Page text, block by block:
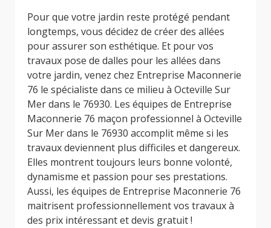
Pour que votre jardin reste protégé pendant
longtemps, vous décidez de créer des allées
pour assurer son esthétique. Et pour vos
travaux pose de dalles pour les allées dans
votre jardin, venez chez Entreprise Maconnerie
76 le spécialiste dans ce milieu à Octeville Sur
Mer dans le 76930. Les équipes de Entreprise
Maconnerie 76 maçon professionnel à Octeville
Sur Mer dans le 76930 accomplit même si les
travaux deviennent plus difficiles et dangereux.
Elles montrent toujours leurs bonne volonté,
dynamisme et passion pour ses prestations.
Aussi, les équipes de Entreprise Maconnerie 76
maitrisent professionnellement vos travaux à
des prix intéressant et devis gratuit !